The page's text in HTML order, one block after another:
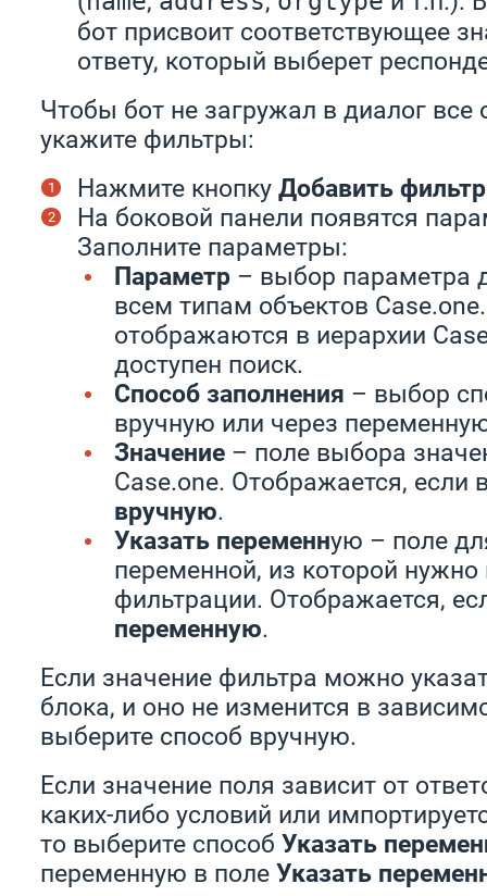
бот присвоит соответствующее
ответу, который выберет
Чтобы бот не загружал в диалог все
укажите фильтры:
Нажмите кнопку Добавить фильтр
На боковой панели появятся
Заполните параметры:
Параметр – выбор параметра
всем типам объектов
отображаются в иерархии
доступен поиск.
Способ заполнения – выбор
вручную или через
Значение – поле выбора
Case.one. Отображается,
вручную.
Указать переменную – поле
переменной, из которой нужно
фильтрации. Отображается,
переменную.
Если значение фильтра можно
блока, и оно не изменится в
выберите способ вручную.
Если значение поля зависит от
каких-либо условий или
то выберите способ Указать
переменную в поле Указать